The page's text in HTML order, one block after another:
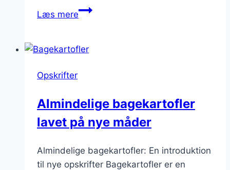
Læs mereBagte
siden
Opskrifter
Almindelige bagekartofler
lavet på nye måder
Almindelige bagekartofler: En introduktion
til nye opskrifter Bagekartofler er en